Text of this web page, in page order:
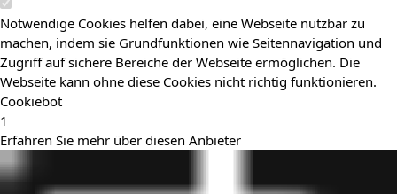
Notwendige Cookies helfen dabei, eine Webseite nutzbar zu
machen, indem sie Grundfunktionen wie Seitennavigation und
Zugriff auf sichere Bereiche der Webseite ermöglichen. Die
Webseite kann ohne diese Cookies nicht richtig funktionieren.
Cookiebot
1
Erfahren Sie mehr über diesen Anbieter